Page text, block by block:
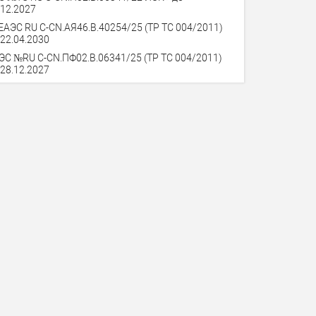
RU С-СN.АЯ46.В.40254/25 (ТР ТС 004/2011)
№RU С-СN.ПФ02.В.06341/25 (ТР ТС 004/2011)